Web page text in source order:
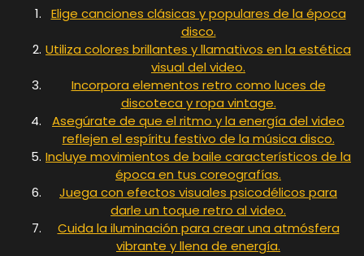
Elige canciones clásicas y populares de la época
disco.
Utiliza colores brillantes y llamativos en la estética
visual del video.
Incorpora elementos retro como luces de
discoteca y ropa vintage.
Asegúrate de que el ritmo y la energía del video
reflejen el espíritu festivo de la música disco.
Incluye movimientos de baile característicos de la
época en tus coreografías.
Juega con efectos visuales psicodélicos para
darle un toque retro al video.
Cuida la iluminación para crear una atmósfera
vibrante y llena de energía.